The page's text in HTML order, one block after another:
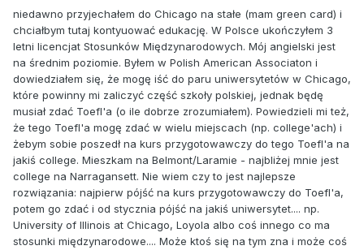
niedawno przyjechałem do Chicago na stałe (mam green card) i
chciałbym tutaj kontyuować edukację. W Polsce ukończyłem 3
letni licencjat Stosunków Międzynarodowych. Mój angielski jest
na średnim poziomie. Byłem w Polish American Associaton i
dowiedziałem się, że mogę iść do paru uniwersytetów w Chicago,
które powinny mi zaliczyć część szkoły polskiej, jednak będę
musiał zdać Toefl'a (o ile dobrze zrozumiałem). Powiedzieli mi też,
że tego Toefl'a mogę zdać w wielu miejscach (np. college'ach) i
żebym sobie poszedł na kurs przygotowawczy do tego Toefl'a na
jakiś college. Mieszkam na Belmont/Laramie - najbliżej mnie jest
college na Narragansett. Nie wiem czy to jest najlepsze
rozwiązania: najpierw pójść na kurs przygotowawczy do Toefl'a,
potem go zdać i od stycznia pójść na jakiś uniwersytet.... np.
University of Illinois at Chicago, Loyola albo coś innego co ma
stosunki międzynarodowe.... Może ktoś się na tym zna i może coś